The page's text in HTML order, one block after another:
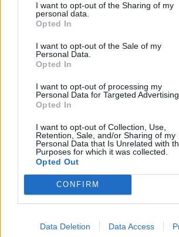
I want to opt-out of the Sharing of my
personal data.
Opted In
I want to opt-out of the Sale of my
Personal Data.
Opted In
I want to opt-out of processing my
Personal Data for Targeted Advertising.
Opted In
I want to opt-out of Collection, Use,
Retention, Sale, and/or Sharing of my
Personal Data that Is Unrelated with
Purposes for which it was collected.
Opted Out
CONFIRM
Data Deletion Data Access